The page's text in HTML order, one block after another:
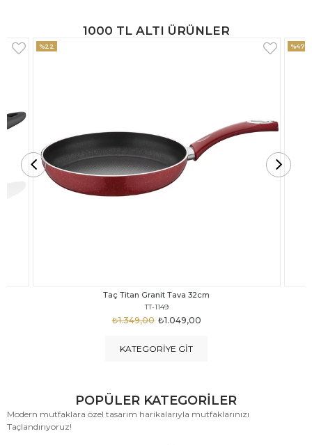
1000 TL ALTI ÜRÜNLER
Taç Titan Granit Tava 30cm
TT-1148
₺999,00
₺1.875,00
%47 %18
KATEGORIYE GIT
POPÜLER KATEGORİLER
Modern mutfaklara özel tasarım harikalarıyla mutfaklarınızı
Taçlandırıyoruz!